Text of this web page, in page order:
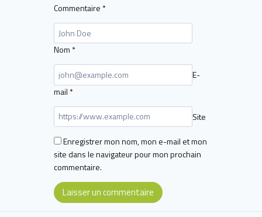
Commentaire *
Nom *
E-
mail *
Site
Enregistrer mon nom, mon e-mail et mon
site dans le navigateur pour mon prochain
commentaire.